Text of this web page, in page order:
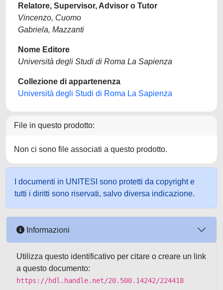
Relatore, Supervisor, Advisor o Tutor
Vincenzo, Cuomo
Gabriela, Mazzanti
Nome Editore
Università degli Studi di Roma La Sapienza
Collezione di appartenenza
Università degli Studi di Roma La Sapienza
File in questo prodotto:
Non ci sono file associati a questo prodotto.
I documenti in UNITESI sono protetti da copyright e
tutti i diritti sono riservati, salvo diversa indicazione.
Informazioni
Utilizza questo identificativo per citare o creare un link
a questo documento:
https://hdl.handle.net/20.500.14242/224418